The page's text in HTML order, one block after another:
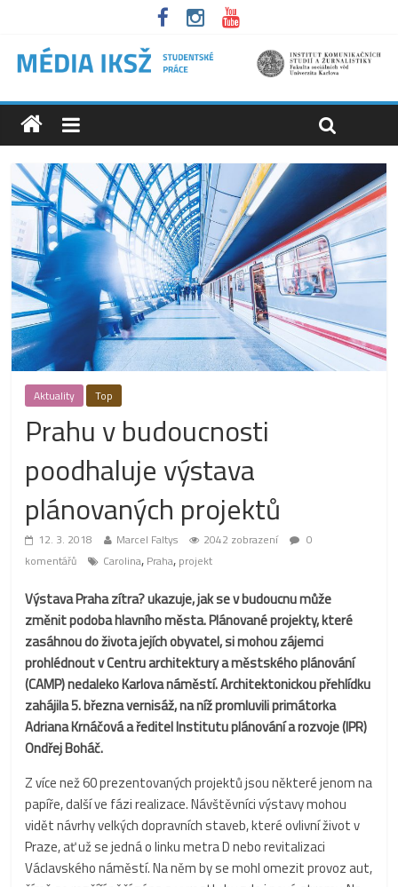
Aktuality Top
Prahu v budoucnosti
poodhaluje výstava
plánovaných projektů
12. 3. 2018 Marcel Faltys 2042 zobrazení
0
komentářů
Carolina, Praha, projekt
Výstava Praha zítra? ukazuje, jak se v budoucnu může
změnit podoba hlavního města. Plánované projekty, které
zasáhnou do života jejích obyvatel, si mohou zájemci
prohlédnout v Centru architektury a městského plánování
(CAMP) nedaleko Karlova náměstí. Architektonickou přehlídku
zahájila 5. března vernisáž, na níž promluvili primátorka
Adriana Krnáčová a ředitel Institutu plánování a rozvoje (IPR)
Ondřej Boháč.
Z více než 60 prezentovaných projektů jsou některé jenom na
papíře, další ve fázi realizace. Návštěvníci výstavy mohou
vidět návrhy velkých dopravních staveb, které ovlivní život v
Praze, ať už se jedná o linku metra D nebo revitalizaci
Václavského náměstí. Na něm by se mohl omezit provoz aut,